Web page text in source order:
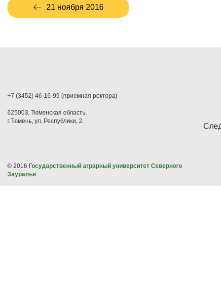
21 ноября 2016
+7 (3452) 46-16-99 (приемная ректора)
625003, Тюменская область,
г.Тюмень, ул. Республики, 2.
© 2016 Государственный аграрный университет Северного
Зауралья